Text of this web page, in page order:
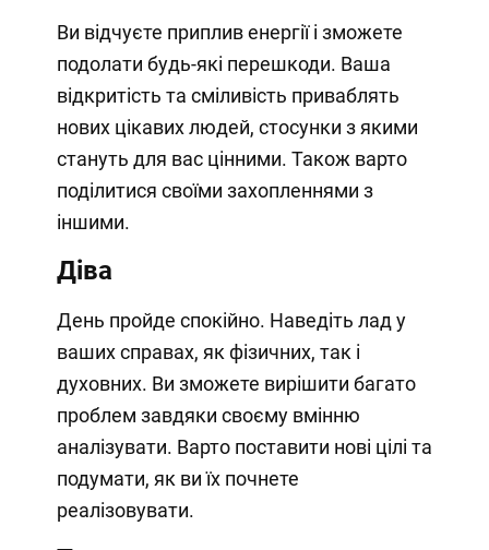
Ви відчуєте приплив енергії і зможете
подолати будь-які перешкоди. Ваша
відкритість та сміливість приваблять
нових цікавих людей, стосунки з якими
стануть для вас цінними. Також варто
поділитися своїми захопленнями з
іншими.
Діва
День пройде спокійно. Наведіть лад у
ваших справах, як фізичних, так і
духовних. Ви зможете вирішити багато
проблем завдяки своєму вмінню
аналізувати. Варто поставити нові цілі та
подумати, як ви їх почнете
реалізовувати.